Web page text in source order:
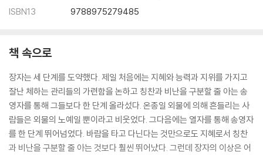
ISBN13
9788975279485
책 속으로
장자는 세 단계를 도약했다. 제일 처음에는 지혜와 능력과 지위를 가지고
잘난 체하는 관리들의 가련함을 논하고 칭찬과 비난을 구분할 줄 아는 송
영자를 통해 그들보다 한 단계 올라섰다. 온종일 외물에 의해 흔들리는 사
람들은 외물의 노예일 뿐이라고 비웃었다. 그다음에는 열자를 통해 송영자
를 한 단계 뛰어넘었다. 바람을 타고 다닌다는 것만으로도 지혜로서 칭찬
과 비난을 구분할 줄 아는 것보다 훨씬 뛰어났다. 그런데 장자의 이상은 어